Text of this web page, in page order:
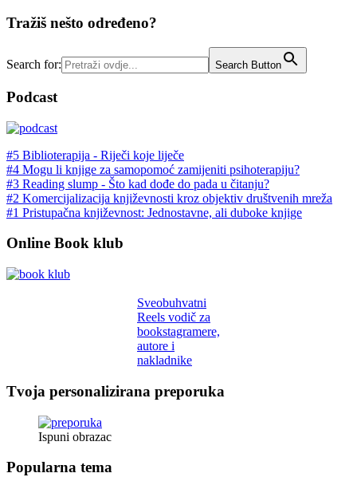
Tražiš nešto određeno?
Search for: Search Button
Podcast
#5 Biblioterapija - Riječi koje liječe
#4 Mogu li knjige za samopomoć zamijeniti psihoterapiju?
#3 Reading slump - Što kad dođe do pada u čitanju?
#2 Komercijalizacija književnosti kroz objektiv društvenih mreža
#1 Pristupačna književnost: Jednostavne, ali duboke knjige
Online Book klub
Sveobuhvatni
Reels vodič za
bookstagramere,
autore i
nakladnike
Tvoja personalizirana preporuka
Ispuni obrazac
Popularna tema